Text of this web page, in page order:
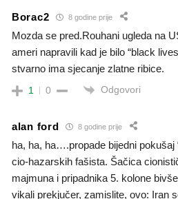
Borac2 8 godine prije
Mozda se pred.Rouhani ugleda na
ameri napravili kad je bilo “black
stvarno ima sjecanje zlatne ribice.
1 0 Odgovori
alan ford 8 godine prije
ha, ha, ha….propade bijedni pokušaj
cio-hazarskih fašista. Šačica
majmuna i pripadnika 5. kolone
vikali prekjučer, zamislite, ovo: Iran